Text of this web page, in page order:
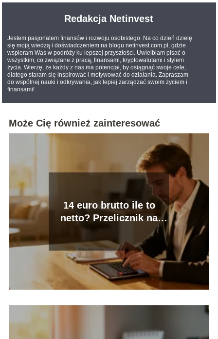
Redakcja Netinvest
Jestem pasjonatem finansów i rozwoju osobistego. Na co dzień dzielę
się moją wiedzą i doświadczeniem na blogu netinvest.com.pl, gdzie
wspieram Was w podróży ku lepszej przyszłości. Uwielbiam pisać o
wszystkim, co związane z pracą, finansami, kryptowalutami i stylem
życia. Wierzę, że każdy z nas ma potencjał, by osiągnąć swoje cele,
dlatego staram się inspirować i motywować do działania. Zapraszam
do wspólnej nauki i odkrywania, jak lepiej zarządzać swoim życiem i
finansami!
Może Cię również zainteresować
14 euro brutto ile to
netto? Przelicznik na
zarobki netto